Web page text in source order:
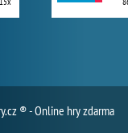
® - Online hry zdarma